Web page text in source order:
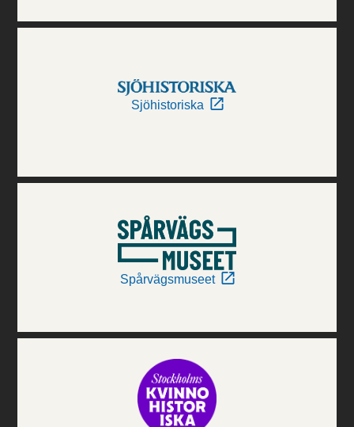
Sjöhistoriska
Spårvägsmuseet